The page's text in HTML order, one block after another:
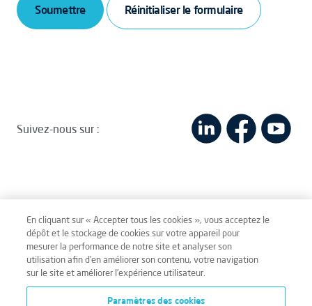
Soumettre
Suivez-nous sur :
Mentions légales
Conditions générales
Données personnelles
En cliquant sur « Accepter tous les cookies », vous acceptez le
dépôt et le stockage de cookies sur votre appareil pour
mesurer la performance de notre site et analyser son
utilisation afin d’en améliorer son contenu, votre navigation
sur le site et améliorer l’expérience utilisateur.
Paramètres des cookies